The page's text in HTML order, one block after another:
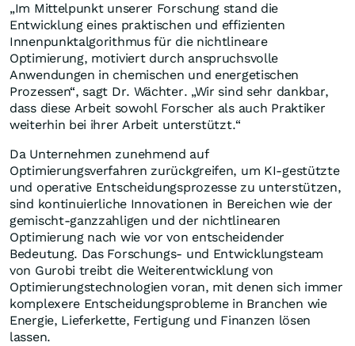
„Im Mittelpunkt unserer Forschung stand die
Entwicklung eines praktischen und effizienten
Innenpunktalgorithmus für die nichtlineare
Optimierung, motiviert durch anspruchsvolle
Anwendungen in chemischen und energetischen
Prozessen“, sagt Dr. Wächter. „Wir sind sehr dankbar,
dass diese Arbeit sowohl Forscher als auch Praktiker
weiterhin bei ihrer Arbeit unterstützt.“
Da Unternehmen zunehmend auf
Optimierungsverfahren zurückgreifen, um KI-gestützte
und operative Entscheidungsprozesse zu unterstützen,
sind kontinuierliche Innovationen in Bereichen wie der
gemischt-ganzzahligen und der nichtlinearen
Optimierung nach wie vor von entscheidender
Bedeutung. Das Forschungs- und Entwicklungsteam
von Gurobi treibt die Weiterentwicklung von
Optimierungstechnologien voran, mit denen sich immer
komplexere Entscheidungsprobleme in Branchen wie
Energie, Lieferkette, Fertigung und Finanzen lösen
lassen.